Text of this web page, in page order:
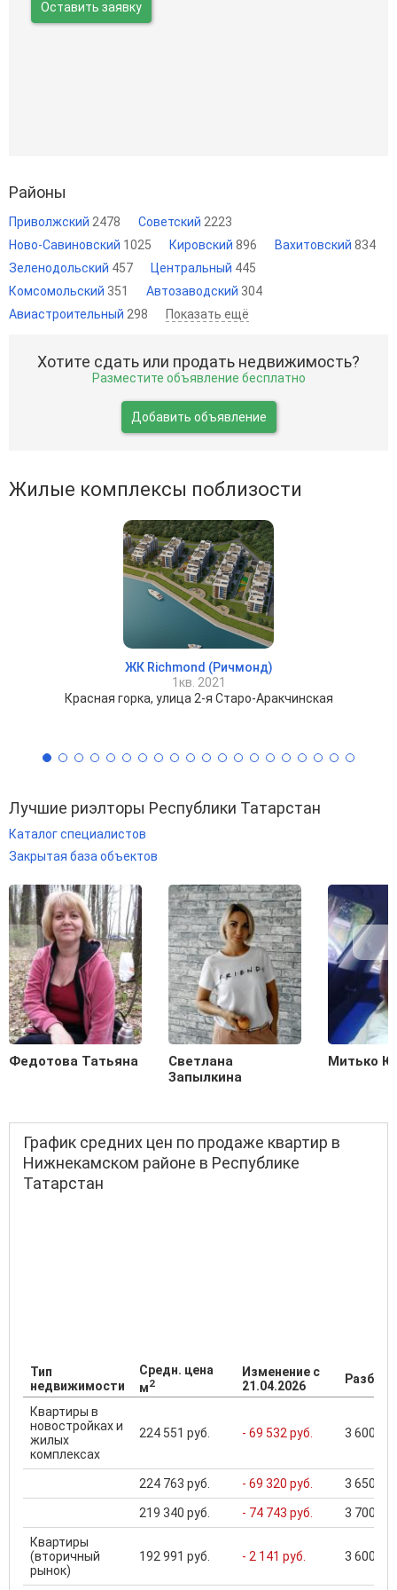
Оставить заявку
Районы
Приволжский 2478 Советский 2223
Ново-Савиновский 1025 Кировский 896 Вахитовский 834
Зеленодольский 457 Центральный 445
Комсомольский 351 Автозаводский 304
Авиастроительный 298 Показать ещё
Хотите сдать или продать недвижимость?
Разместите объявление бесплатно
Добавить объявление
Жилые комплексы поблизости
ЖК Richmond (Ричмонд)
1кв. 2021
Красная горка, улица 2-я Старо-Аракчинская
Лучшие риэлторы Республики Татарстан
Каталог специалистов
Закрытая база объектов
Федотова Татьяна
Светлана
Запылкина
Митько
График средних цен по продаже квартир в
Нижнекамском районе в Республике
Татарстан
Тип
недвижимости
Средн. цена
м2
Изменение с
21.04.2026
Квартиры в
новостройках и
жилых
комплексах
224 551 руб. - 69 532 руб. 3 600
224 763 руб. - 69 320 руб. 3 650
219 340 руб. - 74 743 руб. 3 700
Квартиры
(вторичный
рынок)
192 991 руб. - 2 141 руб. 3 600